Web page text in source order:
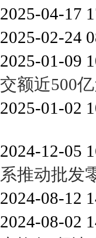
2025-04-17
2025-02-24
2025-01-09
交额近500
2025-01-02
2024-12-05
系推动批发
2024-08-12
2024-08-02